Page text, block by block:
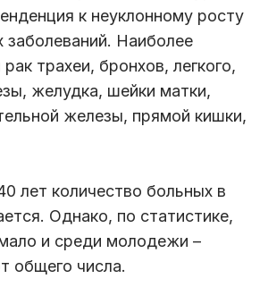
к неуклонному росту
заболеваний. Наиболее
трахеи, бронхов, легкого,
желудка, шейки матки,
железы, прямой кишки,
лет количество больных в
Однако, по статистике,
и среди молодежи –
общего числа.